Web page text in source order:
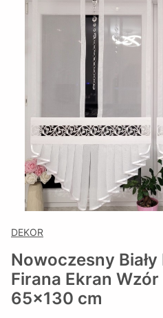
DEKOR
Nowoczesny
Firana Ekran
65x130 cm